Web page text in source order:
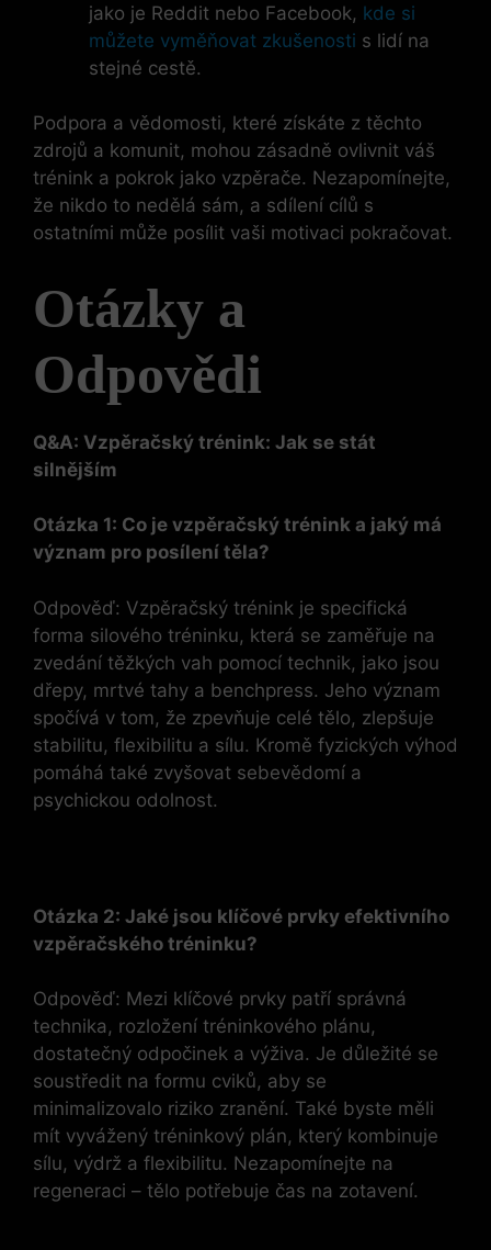
jako je Reddit nebo Facebook, kde si
můžete vyměňovat zkušenosti s ​lidí na
stejné cestě.
Podpora a​ vědomosti, které získáte z těchto
zdrojů a komunit, mohou zásadně ovlivnit váš
trénink⁤ a pokrok jako vzpěrače. ⁤Nezapomínejte,
že nikdo to nedělá sám, a sdílení ‍cílů s
ostatními může posílit vaši motivaci‍ pokračovat.
Otázky‌ a
‍Odpovědi
Q&A: Vzpěračský trénink: Jak se stát
silnějším
Otázka 1: Co je ⁢vzpěračský‌ trénink a jaký má
význam​ pro posílení těla?
Odpověď: Vzpěračský trénink je specifická
forma silového tréninku, která se zaměřuje na
zvedání těžkých vah pomocí technik, jako jsou
dřepy, mrtvé tahy a​ benchpress. Jeho význam
spočívá ⁣v tom, že zpevňuje celé tělo, zlepšuje
stabilitu, flexibilitu a sílu. Kromě fyzických‌ výhod
pomáhá také zvyšovat sebevědomí ⁤a
psychickou odolnost.
Otázka 2: Jaké jsou klíčové prvky efektivního
vzpěračského⁢ tréninku?
Odpověď: Mezi klíčové‍ prvky patří správná
technika, rozložení tréninkového plánu,
dostatečný odpočinek a výživa. Je důležité se
⁢soustředit na formu cviků, aby se
minimalizovalo riziko zranění. Také byste měli
mít vyvážený tréninkový plán, který kombinuje
sílu, výdrž​ a flexibilitu. Nezapomínejte na
regeneraci ⁣– tělo potřebuje čas na zotavení.